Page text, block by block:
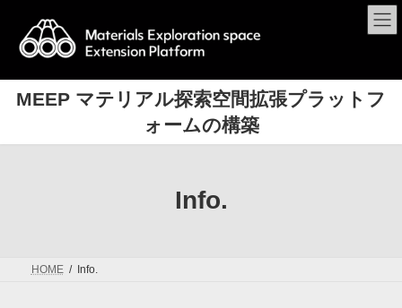
MEEP マテリアル探索空間拡張プラットフ
ォームの構築
Info.
HOME Info.